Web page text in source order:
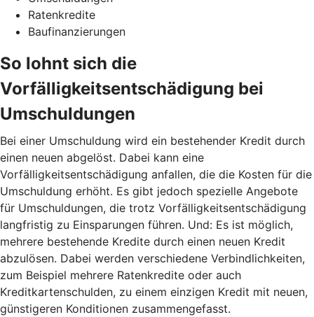
Ratenkredite
Baufinanzierungen
So lohnt sich die
Vorfälligkeitsentschädigung bei
Umschuldungen
Bei einer Umschuldung wird ein bestehender Kredit durch
einen neuen abgelöst. Dabei kann eine
Vorfälligkeitsentschädigung anfallen, die die Kosten für die
Umschuldung erhöht. Es gibt jedoch spezielle Angebote
für Umschuldungen, die trotz Vorfälligkeitsentschädigung
langfristig zu Einsparungen führen. Und: Es ist möglich,
mehrere bestehende Kredite durch einen neuen Kredit
abzulösen. Dabei werden verschiedene Verbindlichkeiten,
zum Beispiel mehrere Ratenkredite oder auch
Kreditkartenschulden, zu einem einzigen Kredit mit neuen,
günstigeren Konditionen zusammengefasst.